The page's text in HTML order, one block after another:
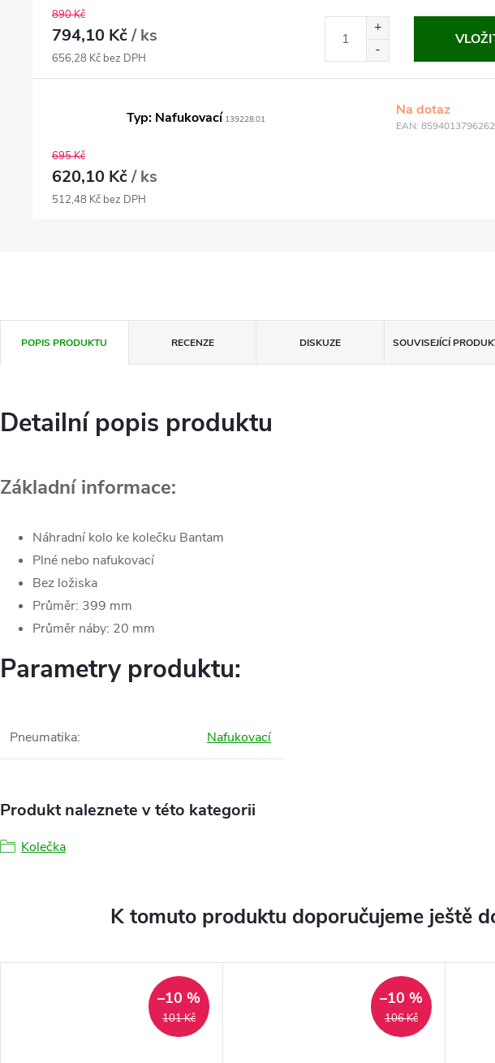
890 Kč
794,10 Kč/ ks
656,28 Kč bez DPH
Typ: Nafukovací 139228.01
Na dotaz
EAN: 8594013796262
695 Kč
620,10 Kč/ ks
512,48 Kč bez DPH
POPIS PRODUKTU RECENZE DISKUZE SOUVISEJÍCÍ
Detailní popis produktu
Základní informace:
Náhradní kolo ke kolečku Bantam
Plné nebo nafukovací
Bez ložiska
Průměr: 399 mm
Průměr náby: 20 mm
Parametry produktu:
Pneumatika: Nafukovací
Produkt naleznete v této kategorii
Kolečka
K tomuto produktu doporučujeme ještě
101 Kč
–10 %
106 Kč
–10 %